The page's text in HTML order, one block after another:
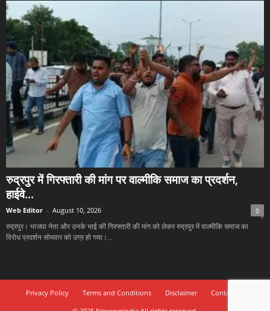
रुद्रपुर में गिरफ्तारी की मांग पर वाल्मीकि समाज का प्रदर्शन,
हाईवे...
Web Editor - August 10, 2026 0
रुद्रपुर। भाजपा नेता और उनके भाई की गिरफ्तारी की मांग को लेकर रुद्रपुर में वाल्मीकि समाज का
विरोध प्रदर्शन सोमवार को उग्र हो गया।...
Privacy Policy Terms and Conditions Disclaimer
Contact Us